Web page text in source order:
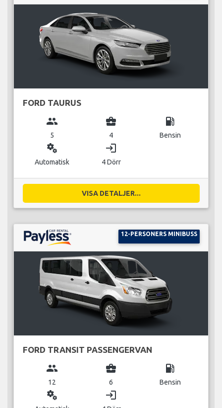
FORD TAURUS
group
5
business_center
4
local_gas_station
Bensin
miscellaneous_services
Automatisk
login
4 Dörr
VISA DETALJER...
12-PERSONERS MINIBUSS
FORD TRANSIT PASSENGERVAN
group
12
business_center
6
local_gas_station
Bensin
miscellaneous_services login